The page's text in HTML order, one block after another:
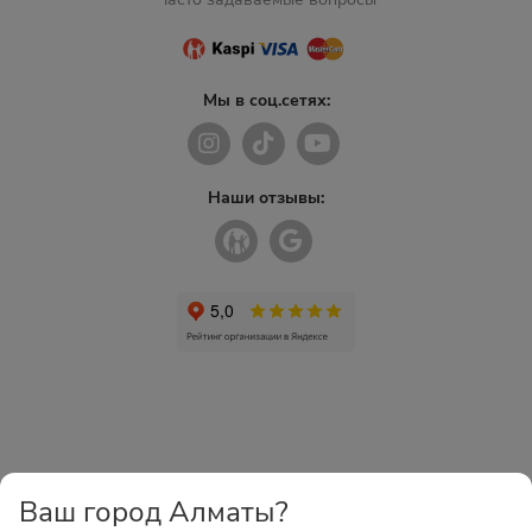
Мы в соц.сетях:
Наши отзывы:
Ваш город Алматы?